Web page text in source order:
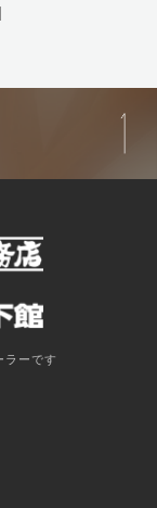
ラーです